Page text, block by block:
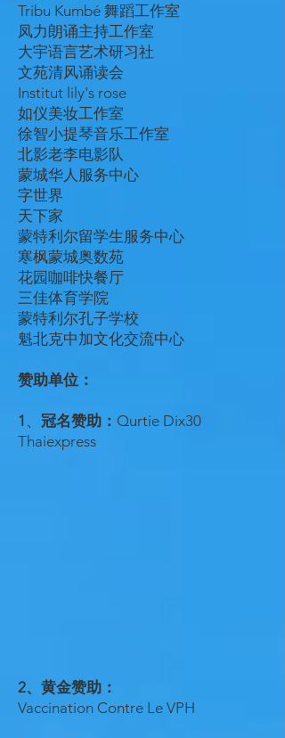
Tribu Kumbé 舞蹈工作室
凤力朗诵主持工作室
大宇语言艺术研习社
文苑清风诵读会
Institut lily's rose
如仪美妆工作室
徐智小提琴音乐工作室
北影老李电影队
蒙城华人服务中心
字世界
天下家
蒙特利尔留学生服务中心
寒枫蒙城奥数苑
花园咖啡快餐厅
三佳体育学院
蒙特利尔孔子学校
魁北克中加文化交流中心
赞助单位：
1 、 冠名赞助： Qurtie Dix30
Thaiexpress
2、黄金赞助：
Vaccination Contre Le VPH